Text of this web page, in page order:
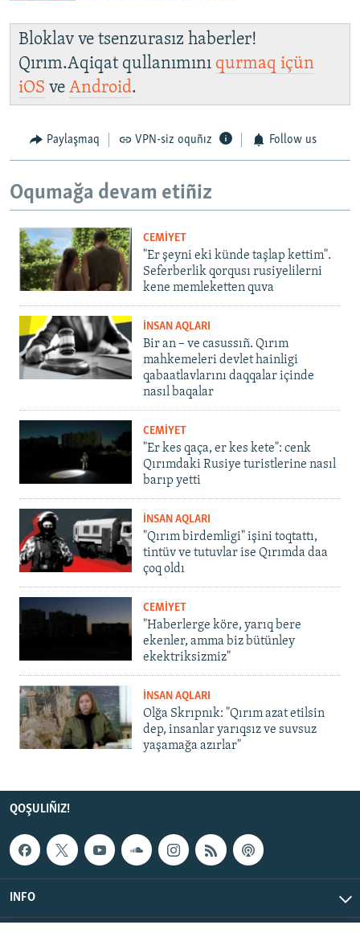
Bloklav ve tsenzurasız haberler!
Qırım.Aqiqat qullanımını qurmaq içün
iOS ve Android.
Paylaşmaq VPN-siz oquñız Follow us
Oqumağa devam etiñiz
CEMİYET
"Er şeyni eki künde taşlap kettim".
Seferberlik qorqusı rusiyelilerni
kene memleketten quva
İNSAN AQLARI
Bir an – ve casussıñ. Qırım
mahkemeleri devlet hainligi
qabaatlavlarını daqqalar içinde
nasıl baqalar
CEMİYET
"Er kes qaça, er kes kete": cenk
Qırımdaki Rusiye turistlerine nasıl
barıp yetti
İNSAN AQLARI
"Qırım birdemligi" işini toqtattı,
tintüv ve tutuvlar ise Qırımda daa
çoq oldı
CEMİYET
"Haberlerge köre, yarıq bere
ekenler, amma biz bütünley
ekektriksizmiz"
İNSAN AQLARI
Olğa Skrıpnık: "Qırım azat etilsin
dep, insanlar yarıqsız ve suvsuz
yaşamağa azırlar"
QOŞULIÑIZ!
INFO